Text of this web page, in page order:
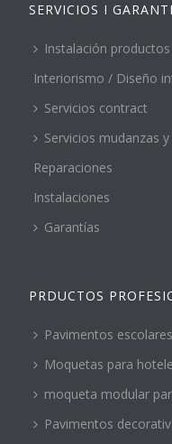
SERVICIOS I
Instalación
Interiorismo / Diseño
Servicios contract
Servicios mudanzas
Reparaciones
Instalaciones
Garantías
PRDUCTOS
Pavimentos escolares
Moquetas para
moqueta modular
Pavimentos